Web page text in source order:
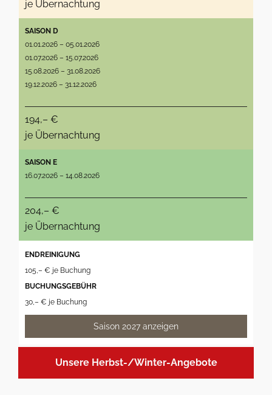
je Übernachtung
SAISON D
01.01.2026 – 05.01.2026
01.07.2026 – 15.07.2026
15.08.2026 – 31.08.2026
19.12.2026 – 31.12.2026
194,– €
je Übernachtung
SAISON E
16.07.2026 – 14.08.2026
204,– €
je Übernachtung
ENDREINIGUNG
105,– € je Buchung
BUCHUNGSGEBÜHR
30,– € je Buchung
Saison 2027 anzeigen
Unsere Herbst-/Winter-Angebote